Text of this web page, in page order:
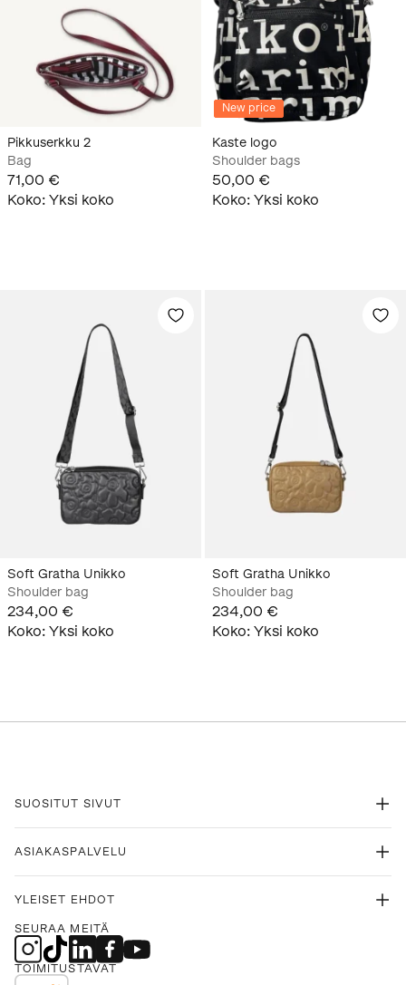
Pikkuserkku 2
Bag
71,00 €
Koko: Yksi koko
New price
Kaste logo
Shoulder bags
50,00 €
Koko: Yksi koko
Soft Gratha Unikko
Shoulder bag
234,00 €
Koko: Yksi koko
Soft Gratha Unikko
Shoulder bag
234,00 €
Koko: Yksi koko
SUOSITUT SIVUT
ASIAKASPALVELU
YLEISET EHDOT
SEURAA MEITÄ
TOIMITUSTAVAT